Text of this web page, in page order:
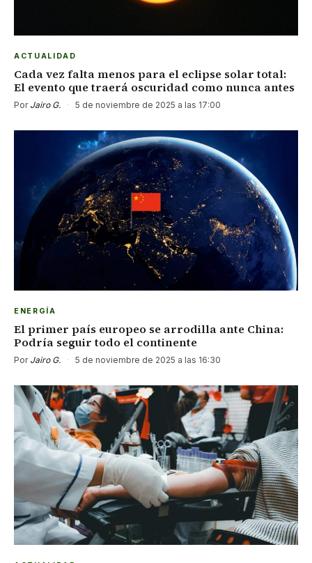
ACTUALIDAD
Cada vez falta menos para el eclipse solar total:
El evento que traerá oscuridad como nunca antes
Por Jairo G. · 5 de noviembre de 2025 a las 17:00
ENERGÍA
El primer país europeo se arrodilla ante China:
Podría seguir todo el continente
Por Jairo G. · 5 de noviembre de 2025 a las 16:30